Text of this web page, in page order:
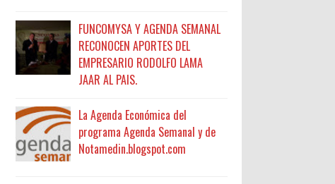
FUNCOMYSA Y AGENDA SEMANAL
RECONOCEN APORTES DEL
EMPRESARIO RODOLFO LAMA
JAAR AL PAIS.
La Agenda Económica del
programa Agenda Semanal y de
Notamedin.blogspot.com